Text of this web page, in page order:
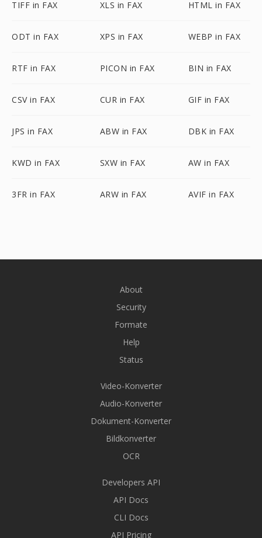
TIFF in FAX XLS in FAX HTML in FAX
ODT in FAX XPS in FAX WEBP in FAX
RTF in FAX PICON in FAX BIN in FAX
CSV in FAX CUR in FAX GIF in FAX
JPS in FAX ABW in FAX DBK in FAX
KWD in FAX SXW in FAX AW in FAX
3FR in FAX ARW in FAX AVIF in FAX
About
Security
Formate
Help
Status
Video-Konverter
Audio-Konverter
Dokument-Konverter
Bildkonverter
OCR
Developers API
API Docs
CLI Docs
API Pricing